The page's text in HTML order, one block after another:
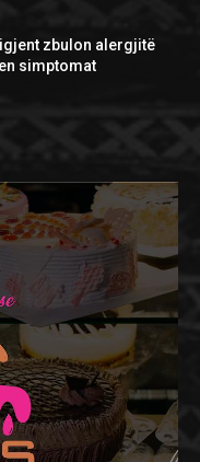
zbulon alergjitë
simptomat